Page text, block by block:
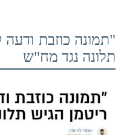
"תמונה כוזבת
תלונה נגד מח"ש